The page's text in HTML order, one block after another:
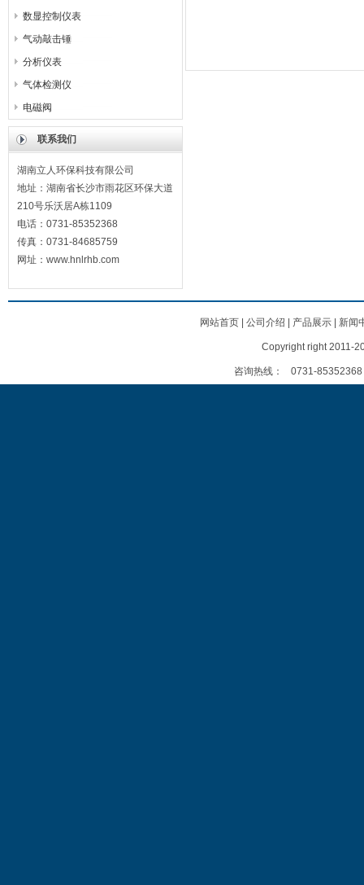
数显控制仪表
气动敲击锤
分析仪表
气体检测仪
电磁阀
联系我们
湖南立人环保科技有限公司
地址：湖南省长沙市雨花区环保大道
210号乐沃居A栋1109
电话：0731-85352368
传真：0731-84685759
网址：www.hnlrhb.com
网站首页| 公司介绍 产品展示| 新闻
Copyright right 2011-
咨询热线： 0731-85352368